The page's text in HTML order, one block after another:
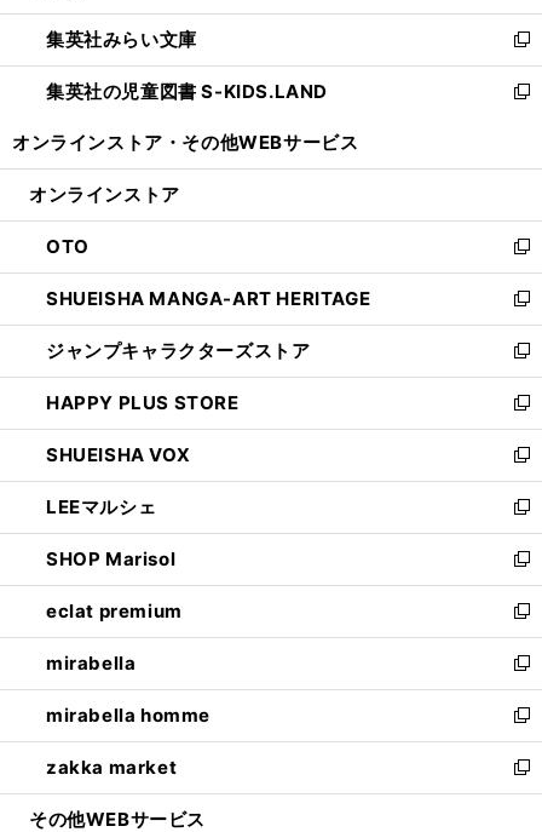
開
く
ウ
で
開
く
ン
ド
ウ
で
ウ
ィ
ン
ド
開
集英社みらい文庫
新
し
い
ン
ウ
で
開
く
集英社の児童図書 S-KIDS.LAND
新
ウ
ン
ド
ウ
で
開
く
オンラインストア・ その他WEBサービス
オンラインストア
OTO
新
し
い
ウ
ィ
ン
ド
ウ
で
開
く
SHUEISHA MANGA-ART HERITAGE
新
し
い
ウ
ィ
ン
ド
ウ
で
開
く
ジャンプキャラクターズストア
新
し
い
ウ
ィ
ン
ド
ウ
で
開
く
HAPPY PLUS STORE
新
し
い
ウ
ィ
ン
ド
ウ
で
開
く
SHUEISHA VOX
新
し
い
ウ
ィ
ン
ド
ウ
で
開
く
LEEマルシェ
新
し
い
ウ
ィ
ン
ド
ウ
で
開
く
SHOP Marisol
新
し
い
ウ
ィ
ン
ド
ウ
で
開
eclat premium
新
し
い
ウ
ィ
ン
ド
ウ
mirabella
新
し
い
ウ
ィ
ン
mirabella homme
新
し
い
ウ
zakka market
新
し
その他WEBサービス